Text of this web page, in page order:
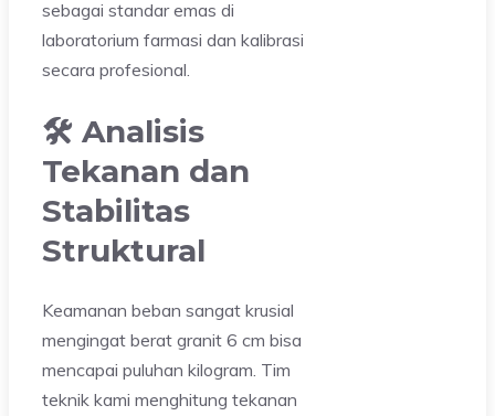
sebagai standar emas di
laboratorium farmasi dan kalibrasi
secara profesional.
🛠️ Analisis
Tekanan dan
Stabilitas
Struktural
Keamanan beban sangat krusial
mengingat berat granit 6 cm bisa
mencapai puluhan kilogram. Tim
teknik kami menghitung tekanan